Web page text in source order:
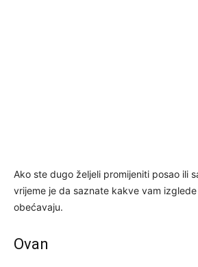
Ako ste dugo željeli promijeniti posao ili
vrijeme je da saznate kakve vam
obećavaju.
Ovan